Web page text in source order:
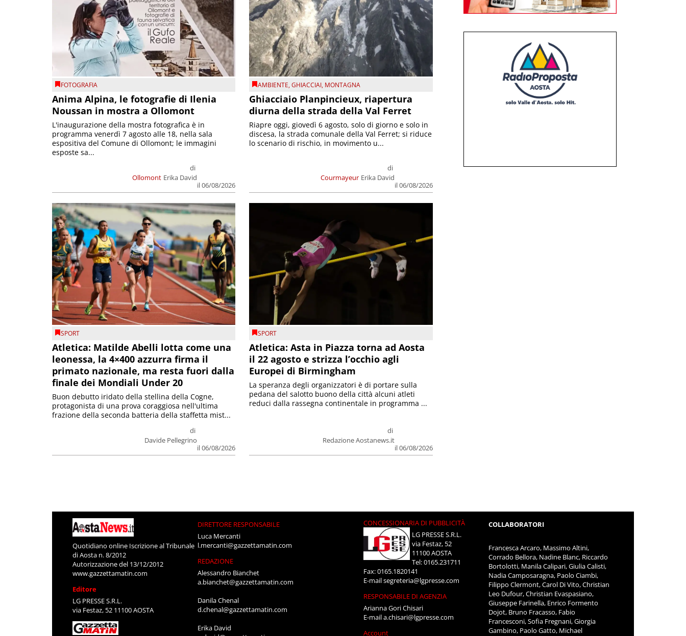
FOTOGRAFIA
Anima Alpina, le fotografie di Ilenia
Noussan in mostra a Ollomont
Ollomont
di
Erika David
il 06/08/2026
L'inaugurazione della mostra fotografica è in
programma venerdì 7 agosto alle 18, nella sala
espositiva del Comune di Ollomont; le immagini
esposte sa...
AMBIENTE,GHIACCIAI, MONTAGNA
Ghiacciaio Planpincieux, riapertura
diurna della strada della Val Ferret
Courmayeur
di
Erika David
il 06/08/2026
Riapre oggi, giovedì 6 agosto, solo di giorno e solo in
discesa, la strada comunale della Val Ferret; si riduce
lo scenario di rischio, in movimento u...
SPORT
Atletica: Matilde Abelli lotta come una
leonessa, la 4×400 azzurra firma il
primato nazionale, ma resta fuori dalla
finale dei Mondiali Under 20
di
Davide Pellegrino
il 06/08/2026
Buon debutto iridato della stellina della Cogne,
protagonista di una prova coraggiosa nell'ultima
frazione della seconda batteria della staffetta mist...
SPORT
Atletica: Asta in Piazza torna ad Aosta
il 22 agosto e strizza l’occhio agli
Europei di Birmingham
di
Redazione Aostanews.it
il 06/08/2026
La speranza degli organizzatori è di portare sulla
pedana del salotto buono della città alcuni atleti
reduci dalla rassegna continentale in programma ...
Quotidiano online Iscrizione al Tribunale
di Aosta n. 8/2012
Autorizzazione del 13/12/2012
www.gazzettamatin.com
Editore
LG PRESSE S.R.L.
via Festaz, 52 11100 AOSTA
DIRETTORE RESPONSABILE
Luca Mercanti
l.mercanti@gazzettamatin.com
REDAZIONE
Alessandro Bianchet
a.bianchet@gazzettamatin.com
Danila Chenal
d.chenal@gazzettamatin.com
Erika David
CONCESSIONARIA DI PUBBLICITÀ
LG PRESSE S.R.L.
via Festaz, 52
11100 AOSTA
Tel: 0165.231711
Fax: 0165.1820141
E-mailsegreteria@lgpresse.com
RESPONSABILE DI AGENZIA
Arianna Gori Chisari
E-maila.chisari@lgpresse.com
Account
COLLABORATORI
Francesca Arcaro, Massimo Altini,
Corrado Bellora, Nadine Blanc, Riccardo
Bortolotti, Manila Calipari, Giulia Calisti,
Nadia Camposaragna, Paolo Ciambi,
Filippo Clermont, Carol Di Vito, Christian
Leo Dufour, Christian Evaspasiano,
Giuseppe Farinella, Enrico Formento
Dojot, Bruno Fracasso, Fabio
Francesconi, Sofia Fregnani, Giorgia
Gambino, Paolo Gatto, Michael